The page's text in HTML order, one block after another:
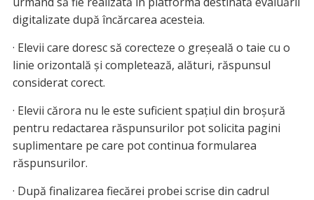
digitalizate după încărcarea acesteia.
· Elevii care doresc să corecteze o greşeală o taie cu o
linie orizontală şi completează, alături, răspunsul
considerat corect.
· Elevii cărora nu le este suficient spaţiul din broşură
pentru redactarea răspunsurilor pot solicita pagini
suplimentare pe care pot continua formularea
răspunsurilor.
· După finalizarea fiecărei probei scrise din cadrul